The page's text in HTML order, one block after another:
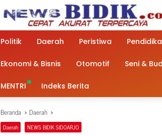
Politik Daerah Peristiwa
Ekonomi & Bisnis Otomotif Seni &
MENTRI Indeks Berita
Beranda Daerah
Daerah NEWS BIDIK SIDOARJO